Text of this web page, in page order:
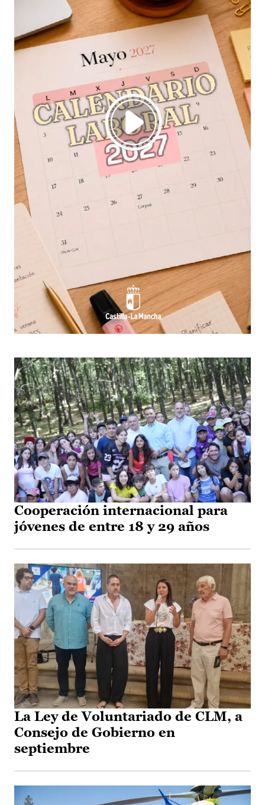
Cooperación internacional para
jóvenes de entre 18 y 29 años
La Ley de Voluntariado de CLM, a
Consejo de Gobierno en
septiembre